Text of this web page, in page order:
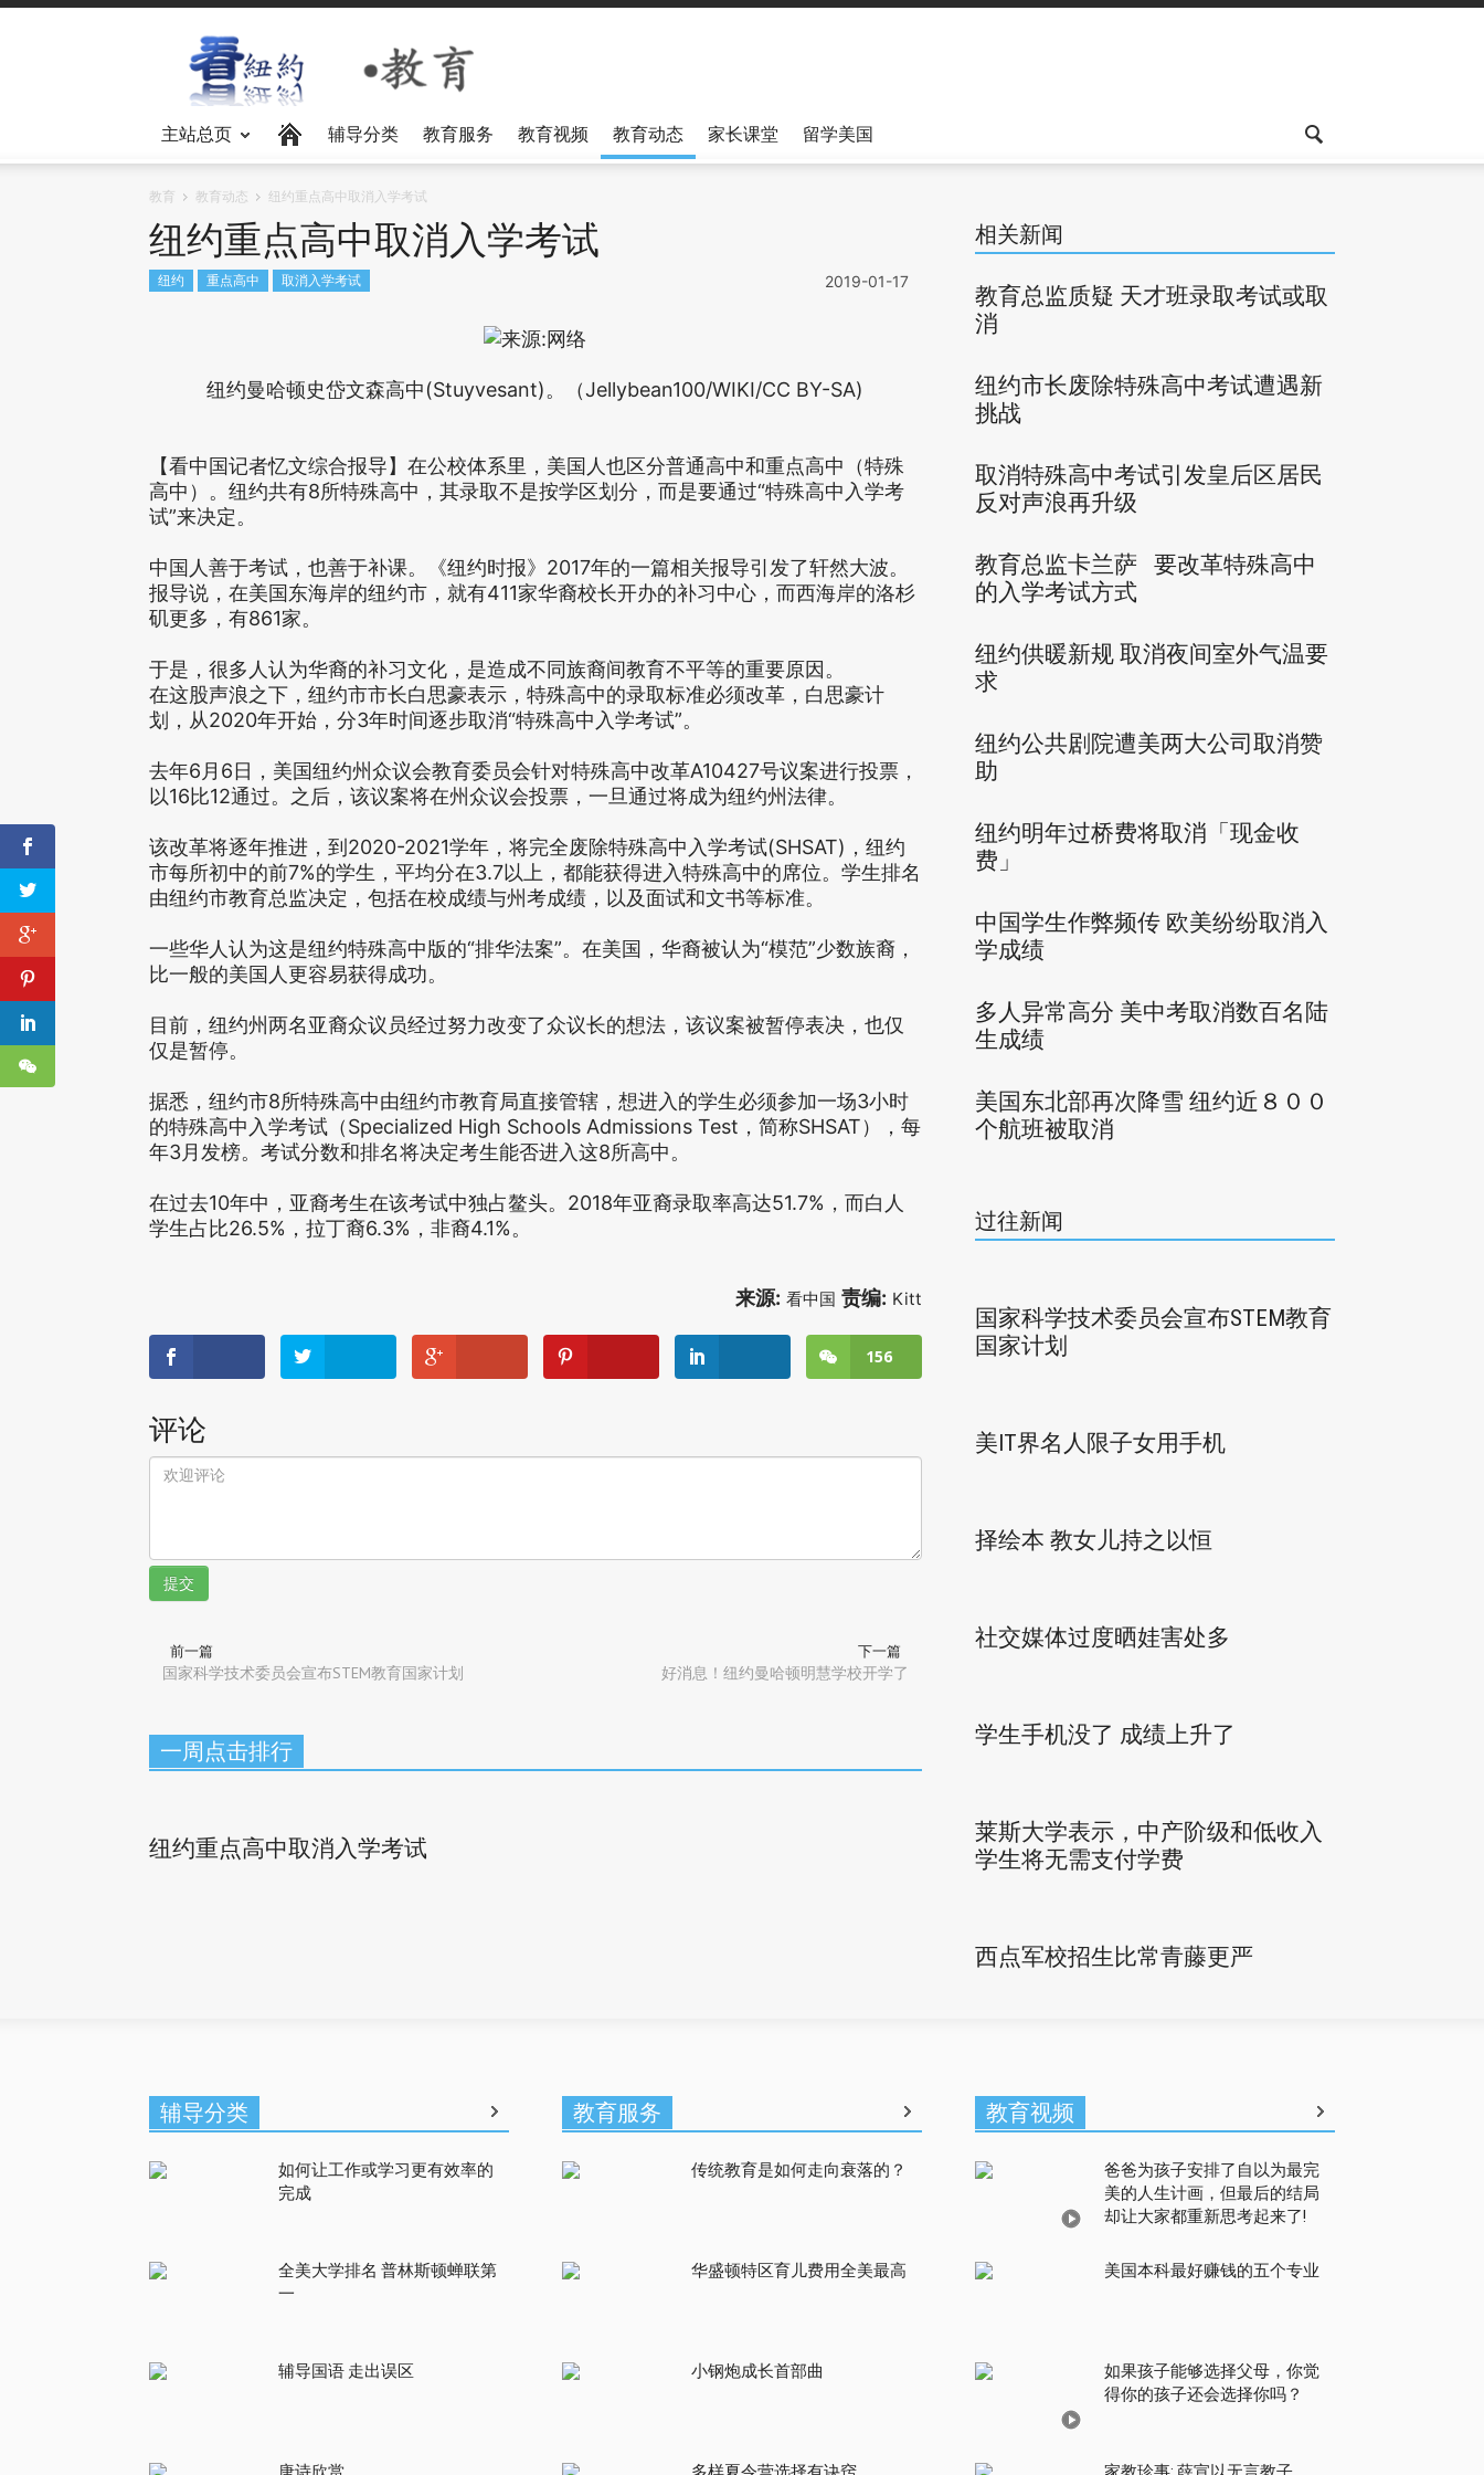
主站总页 辅导分类 教育服务 教育视频 教育动态 家长课堂 留学美国
教育 教育动态 纽约重点高中取消入学考试
纽约重点高中取消入学考试
2019-01-17
纽约 重点高中 取消入学考试
纽约曼哈顿史岱文森高中(Stuyvesant)。（Jellybean100/WIKI/CC BY-SA)
【看中国记者忆文综合报导】在公校体系里，美国人也区分普通高中和重点高中（特殊
高中）。纽约共有8所特殊高中，其录取不是按学区划分，而是要通过“特殊高中入学考
试”来决定。
中国人善于考试，也善于补课。《纽约时报》2017年的一篇相关报导引发了轩然大波。
报导说，在美国东海岸的纽约市，就有411家华裔校长开办的补习中心，而西海岸的洛杉
矶更多，有861家。
于是，很多人认为华裔的补习文化，是造成不同族裔间教育不平等的重要原因。
在这股声浪之下，纽约市市长白思豪表示，特殊高中的录取标准必须改革，白思豪计
划，从2020年开始，分3年时间逐步取消“特殊高中入学考试”。
去年6月6日，美国纽约州众议会教育委员会针对特殊高中改革A10427号议案进行投票，
以16比12通过。之后，该议案将在州众议会投票，一旦通过将成为纽约州法律。
该改革将逐年推进，到2020-2021学年，将完全废除特殊高中入学考试(SHSAT)，纽约
市每所初中的前7%的学生，平均分在3.7以上，都能获得进入特殊高中的席位。学生排名
由纽约市教育总监决定，包括在校成绩与州考成绩，以及面试和文书等标准。
一些华人认为这是纽约特殊高中版的“排华法案”。在美国，华裔被认为“模范”少数族裔，
比一般的美国人更容易获得成功。
目前，纽约州两名亚裔众议员经过努力改变了众议长的想法，该议案被暂停表决，也仅
仅是暂停。
据悉，纽约市8所特殊高中由纽约市教育局直接管辖，想进入的学生必须参加一场3小时
的特殊高中入学考试（Specialized High Schools Admissions Test，简称SHSAT），每
年3月发榜。考试分数和排名将决定考生能否进入这8所高中。
在过去10年中，亚裔考生在该考试中独占鳌头。2018年亚裔录取率高达51.7%，而白人
学生占比26.5%，拉丁裔6.3%，非裔4.1%。
来源: 看中国 责编: Kitt
156
评论
提交
前一篇
国家科学技术委员会宣布STEM教育国家计划
下一篇
好消息！纽约曼哈顿明慧学校开学了
一周点击排行
纽约重点高中取消入学考试
相关新闻
教育总监质疑 天才班录取考试或取
消
纽约市长废除特殊高中考试遭遇新
挑战
取消特殊高中考试引发皇后区居民
反对声浪再升级
教育总监卡兰萨 要改革特殊高中
的入学考试方式
纽约供暖新规 取消夜间室外气温要
求
纽约公共剧院遭美两大公司取消赞
助
纽约明年过桥费将取消「现金收
费」
中国学生作弊频传 欧美纷纷取消入
学成绩
多人异常高分 美中考取消数百名陆
生成绩
美国东北部再次降雪 纽约近８００
个航班被取消
过往新闻
国家科学技术委员会宣布STEM教育
国家计划
美IT界名人限子女用手机
择绘本 教女儿持之以恒
社交媒体过度晒娃害处多
学生手机没了 成绩上升了
莱斯大学表示，中产阶级和低收入
学生将无需支付学费
西点军校招生比常青藤更严
辅导分类
如何让工作或学习更有效率的
完成
全美大学排名 普林斯顿蝉联第
一
辅导国语 走出误区
教育服务
传统教育是如何走向衰落的？
华盛顿特区育儿费用全美最高
小钢炮成长首部曲
教育视频
爸爸为孩子安排了自以为最完
美的人生计画，但最后的结局
却让大家都重新思考起来了!
美国本科最好赚钱的五个专业
如果孩子能够选择父母，你觉
得你的孩子还会选择你吗？